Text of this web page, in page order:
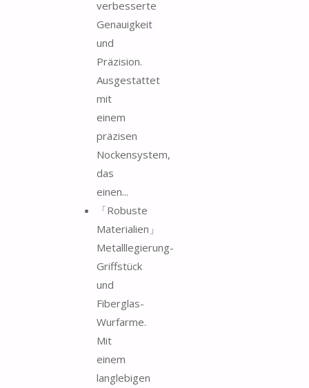
verbesserte
Genauigkeit
und
Präzision.
Ausgestattet
mit
einem
präzisen
Nockensystem,
das
einen...
「Robuste
Materialien」
Metalllegierung-
Griffstück
und
Fiberglas-
Wurfarme.
Mit
einem
langlebigen